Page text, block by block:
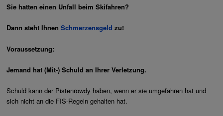
Sie hatten einen Unfall beim Skifahren?
Dann steht IhnenSchmerzensgeld zu!
Voraussetzung:
Jemand hat (Mit-) Schuld an Ihrer Verletzung.
Schuld kann der Pistenrowdy haben, wenn er sie umgefahren hat und
sich nicht an die FIS-Regeln gehalten hat.